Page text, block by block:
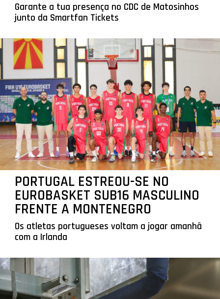
Garante a tua presença no CDC de Matosinhos
junto da Smartfan Tickets
PORTUGAL ESTREOU-SE NO
EUROBASKET SUB16 MASCULINO
FRENTE A MONTENEGRO
Os atletas portugueses voltam a jogar amanhã
com a Irlanda